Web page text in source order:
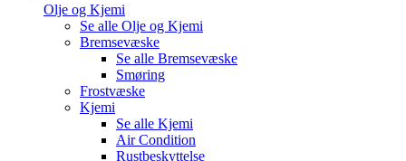
Olje og Kjemi
Se alle Olje og Kjemi
Bremsevæske
Se alle Bremsevæske
Smøring
Frostvæske
Kjemi
Se alle Kjemi
Air Condition
Rustbeskyttelse